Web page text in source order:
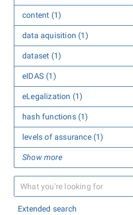
content (1)
data aquisition (1)
dataset (1)
eIDAS (1)
eLegalization (1)
hash functions (1)
levels of assurance (1)
Show more
Extended search